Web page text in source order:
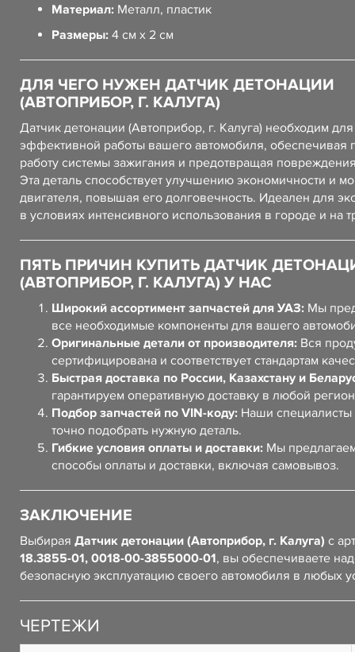
Материал: Металл, пластик
Размеры: 4 см x 2 см
ДЛЯ ЧЕГО НУЖЕН ДАТЧИК ДЕТОНАЦИИ
(АВТОПРИБОР, Г. КАЛУГА)
Датчик детонации (Автоприбор, г. Калуга) необходим для
эффективной работы вашего автомобиля, обеспечивая
работу системы зажигания и предотвращая
Эта деталь способствует улучшению экономичности и
двигателя, повышая его долговечность. Идеален для
в условиях интенсивного использования в городе и на
ПЯТЬ ПРИЧИН КУПИТЬ ДАТЧИК
(АВТОПРИБОР, Г. КАЛУГА) У НАС
Широкий ассортимент запчастей для УАЗ: Мы
все необходимые компоненты для вашего
Оригинальные детали от производителя: Вся
сертифицирована и соответствует стандартам
Быстрая доставка по России, Казахстану и
гарантируем оперативную доставку в любой
Подбор запчастей по VIN-коду: Наши специалисты
точно подобрать нужную деталь.
Гибкие условия оплаты и доставки: Мы
способы оплаты и доставки, включая самовывоз.
ЗАКЛЮЧЕНИЕ
Выбирая Датчик детонации (Автоприбор, г. Калуга) с
18.3855-01, 0018-00-3855000-01, вы обеспечиваете
безопасную эксплуатацию своего автомобиля в любых
ЧЕРТЕЖИ